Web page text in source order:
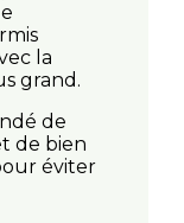
la
grand.
de
de bien
éviter